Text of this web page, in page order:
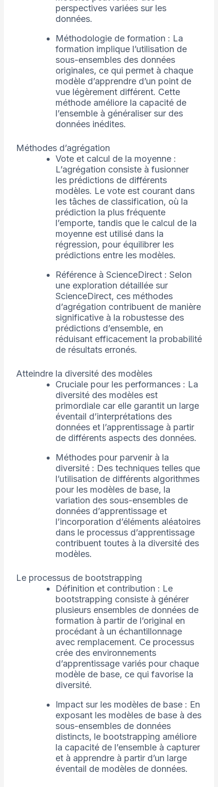
perspectives variées sur les
données.
Méthodologie de formation : La
formation implique l’utilisation de
sous-ensembles des données
originales, ce qui permet à chaque
modèle d’apprendre d’un point de
vue légèrement différent. Cette
méthode améliore la capacité de
l’ensemble à généraliser sur des
données inédites.
Méthodes d’agrégation
Vote et calcul de la moyenne :
L’agrégation consiste à fusionner
les prédictions de différents
modèles. Le vote est courant dans
les tâches de classification, où la
prédiction la plus fréquente
l’emporte, tandis que le calcul de la
moyenne est utilisé dans la
régression, pour équilibrer les
prédictions entre les modèles.
Référence à ScienceDirect : Selon
une exploration détaillée sur
ScienceDirect, ces méthodes
d’agrégation contribuent de manière
significative à la robustesse des
prédictions d’ensemble, en
réduisant efficacement la probabilité
de résultats erronés.
Atteindre la diversité des modèles
Cruciale pour les performances : La
diversité des modèles est
primordiale car elle garantit un large
éventail d’interprétations des
données et l’apprentissage à partir
de différents aspects des données.
Méthodes pour parvenir à la
diversité : Des techniques telles que
l’utilisation de différents algorithmes
pour les modèles de base, la
variation des sous-ensembles de
données d’apprentissage et
l’incorporation d’éléments aléatoires
dans le processus d’apprentissage
contribuent toutes à la diversité des
modèles.
Le processus de bootstrapping
Définition et contribution : Le
bootstrapping consiste à générer
plusieurs ensembles de données de
formation à partir de l’original en
procédant à un échantillonnage
avec remplacement. Ce processus
crée des environnements
d’apprentissage variés pour chaque
modèle de base, ce qui favorise la
diversité.
Impact sur les modèles de base : En
exposant les modèles de base à des
sous-ensembles de données
distincts, le bootstrapping améliore
la capacité de l’ensemble à capturer
et à apprendre à partir d’un large
éventail de modèles de données.